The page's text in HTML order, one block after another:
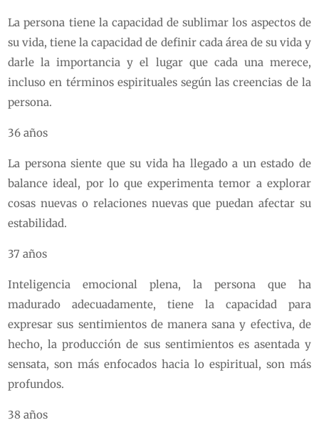
La persona tiene la capacidad de sublimar los aspectos de
su vida, tiene la capacidad de definir cada área de su vida y
darle la importancia y el lugar que cada una merece,
incluso en términos espirituales según las creencias de la
persona.
36 años
La persona siente que su vida ha llegado a un estado de
balance ideal, por lo que experimenta temor a explorar
cosas nuevas o relaciones nuevas que puedan afectar su
estabilidad.
37 años
Inteligencia emocional plena, la persona que ha
madurado adecuadamente, tiene la capacidad para
expresar sus sentimientos de manera sana y efectiva, de
hecho, la producción de sus sentimientos es asentada y
sensata, son más enfocados hacia lo espiritual, son más
profundos.
38 años